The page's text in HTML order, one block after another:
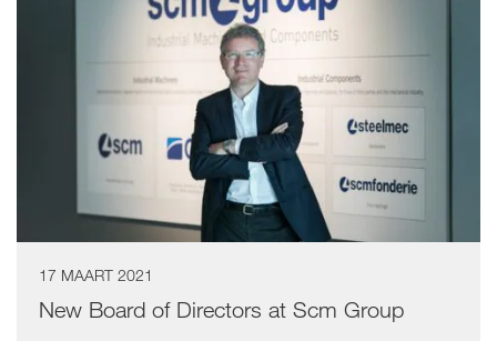
17 MAART 2021
New Board of Directors at Scm Group